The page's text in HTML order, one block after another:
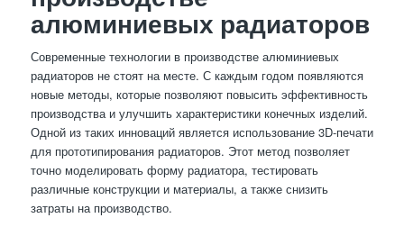
алюминиевых радиаторов
Современные технологии в производстве алюминиевых
радиаторов не стоят на месте. С каждым годом появляются
новые методы, которые позволяют повысить эффективность
производства и улучшить характеристики конечных изделий.
Одной из таких инноваций является использование 3D-печати
для прототипирования радиаторов. Этот метод позволяет
точно моделировать форму радиатора, тестировать
различные конструкции и материалы, а также снизить
затраты на производство.